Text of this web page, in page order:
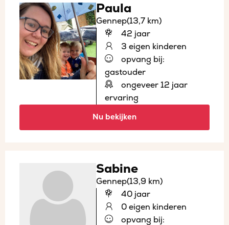
Paula
Gennep(13,7 km)
42 jaar
3 eigen kinderen
opvang bij:
gastouder
ongeveer 12 jaar
ervaring
Nu bekijken
Sabine
Gennep(13,9 km)
40 jaar
0 eigen kinderen
opvang bij: